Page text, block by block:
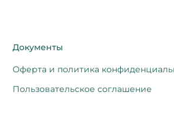
Документы
Оферта и политика
Пользовательское соглашение